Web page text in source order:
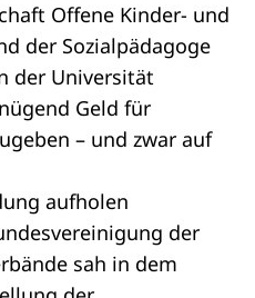
Offene Kinder- und
der Sozialpädagoge
der Universität
Geld für
– und zwar auf
aufholen
der
sah in dem